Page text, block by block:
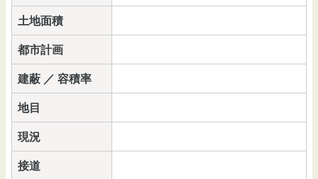
土地面積
都市計画
建蔽 ／ 容積率
地目
現況
接道